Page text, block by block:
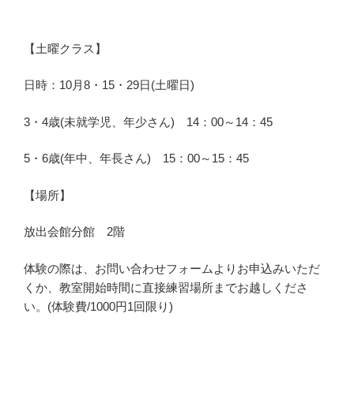
【土曜クラス】
日時：10月8・15・29日(土曜日)
3・4歳(未就学児、年少さん) 14：00～14：45
5・6歳(年中、年長さん) 15：00～15：45
【場所】
放出会館分館 2階
体験の際は、お問い合わせフォームよりお申込みいただ
くか、教室開始時間に直接練習場所までお越しくださ
い。(体験費/1000円1回限り)